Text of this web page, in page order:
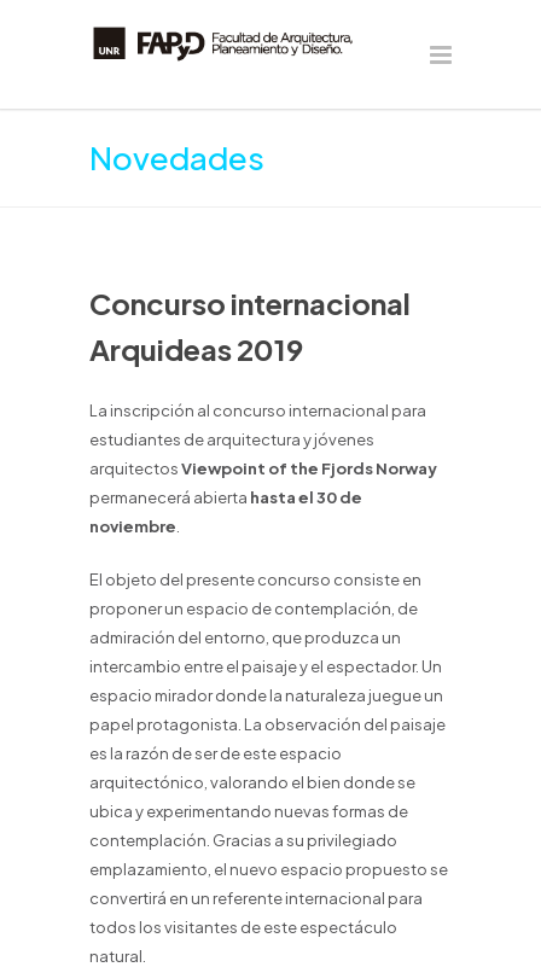
Novedades
Concurso internacional
Arquideas 2019
La inscripción al concurso internacional para
estudiantes de arquitectura y jóvenes
arquitectosViewpoint of the Fjords Norway
permanecerá abierta hasta el 30 de
noviembre
El objeto del presente concurso consiste en
proponer un espacio de contemplación, de
admiración del entorno, que produzca un
intercambio entre el paisaje y el espectador. Un
espacio mirador donde la naturaleza juegue un
papel protagonista. La observación del paisaje
es la razón de ser de este espacio
arquitectónico, valorando el bien donde se
ubica y experimentando nuevas formas de
contemplación. Gracias a su privilegiado
emplazamiento, el nuevo espacio propuesto se
convertirá en un referente internacional para
todos los visitantes de este espectáculo
natural.